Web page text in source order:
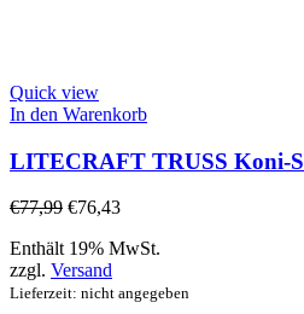
Quick view
In den Warenkorb
LITECRAFT TRUSS Koni-
€77,99 €76,43
Enthält 19% MwSt.
zzgl. Versand
Lieferzeit: nicht angegeben